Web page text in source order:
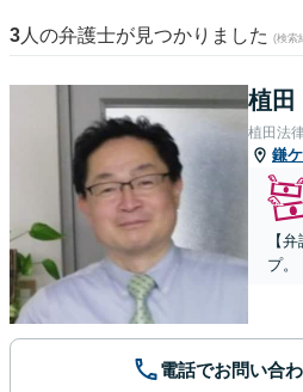
3 人の弁護士が見つかりました (検索
植田
植田法
鎌
【
プ。
電話でお問い合